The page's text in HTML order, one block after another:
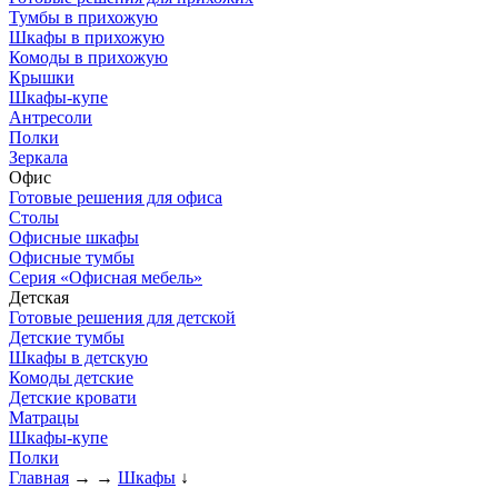
Тумбы в прихожую
Шкафы в прихожую
Комоды в прихожую
Крышки
Шкафы-купе
Антресоли
Полки
Зеркала
Офис
Готовые решения для офиса
Столы
Офисные шкафы
Офисные тумбы
Серия «Офисная мебель»
Детская
Готовые решения для детской
Детские тумбы
Шкафы в детскую
Комоды детские
Детские кровати
Матрацы
Шкафы-купе
Полки
Главная → → Шкафы ↓